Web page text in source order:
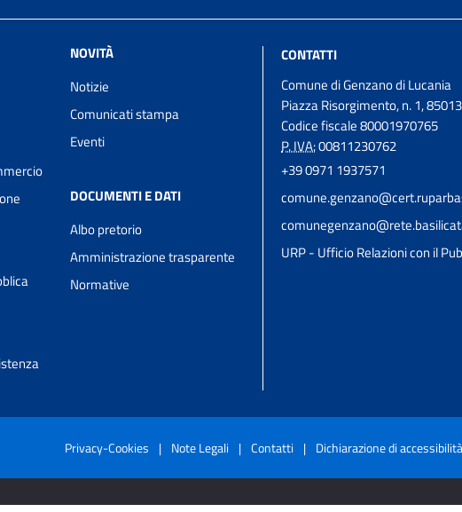
NOVITÀ
Notizie
Comunicati stampa
Eventi
DOCUMENTI E DATI
Albo pretorio
Amministrazione trasparente
Normative
CONTATTI
Comune di Genzano di Lucania
Piazza Risorgimento, n. 1,
Codice fiscale 80001970765
P. IVA:00811230762
+39 0971 1937571
URP - Ufficio Relazioni con il
Privacy-Cookies | Note Legali | Contatti | Dichiarazione di accessibilità